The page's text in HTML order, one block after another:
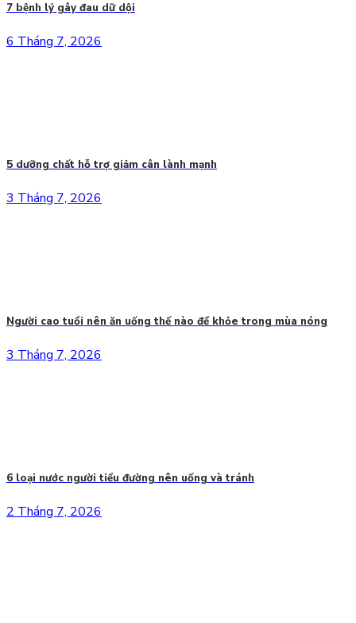
7 bệnh lý gây đau dữ dội
6 Tháng 7, 2026
5 dưỡng chất hỗ trợ giảm cân lành mạnh
3 Tháng 7, 2026
Người cao tuổi nên ăn uống thế nào để khỏe trong mùa nóng
3 Tháng 7, 2026
6 loại nước người tiểu đường nên uống và tránh
2 Tháng 7, 2026